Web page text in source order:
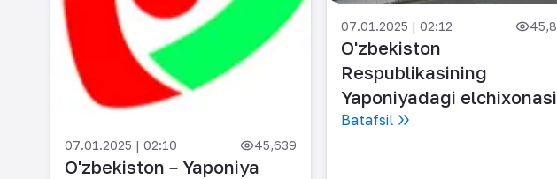
07.01.2025 | 02:10 45,639
O'zbekiston－Yaponiya
07.01.2025 | 02:12
O'zbekiston
Respublikasining
Yaponiyadagi elchixonasi
Batafsil